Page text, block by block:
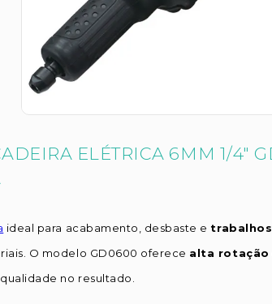
ELÉTRICA 6MM 1/4"
ideal para acabamento, desbaste e
O modelo GD0600 oferece alta rotação
no resultado.